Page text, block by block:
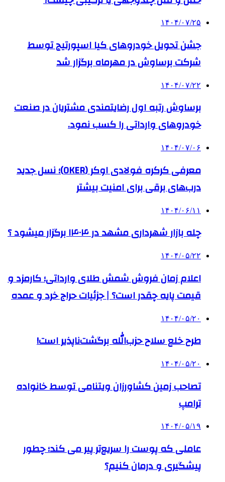
۱۴۰۴/۰۷/۲۵
جشن تحویل خودروهای کیا اسپورتیج توسط
شرکت برساوش در مهرماه برگزار شد
۱۴۰۴/۰۷/۲۲
برساوش رتبه اول رضایتمندی مشتریان در صنعت
خودروهای وارداتی را کسب نمود.
۱۴۰۴/۰۷/۰۶
معرفی کرکره فولادی اوکر (OKER)؛ نسل جدید
درب‌های برقی برای امنیت بیشتر
۱۴۰۴/۰۶/۱۱
چله بازار شهرداری مشهد در ۱۴۰۴ برگزار میشود ؟
۱۴۰۴/۰۵/۲۲
اعلام زمان فروش شمش طلای وارداتی؛ کارمزد و
قیمت پایه چقدر است؟ | جزئیات حراج خرد و عمده
۱۴۰۴/۰۵/۲۰
طرح خلع سلاح حزب‌الله برگشت‌ناپذیر است!
۱۴۰۴/۰۵/۲۰
تصاحب زمین کشاورزان ویتنامی توسط خانواده
ترامپ
۱۴۰۴/۰۵/۱۹
عاملی که پوست را سریع‌تر پیر می کند؛ چطور
پیشگیری و درمان کنیم؟